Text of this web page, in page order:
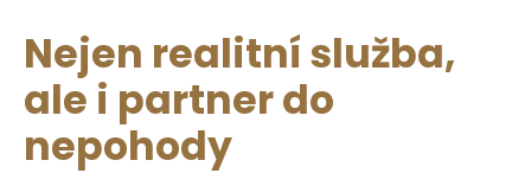
Nejen realitní služba,
ale i partner do
nepohody